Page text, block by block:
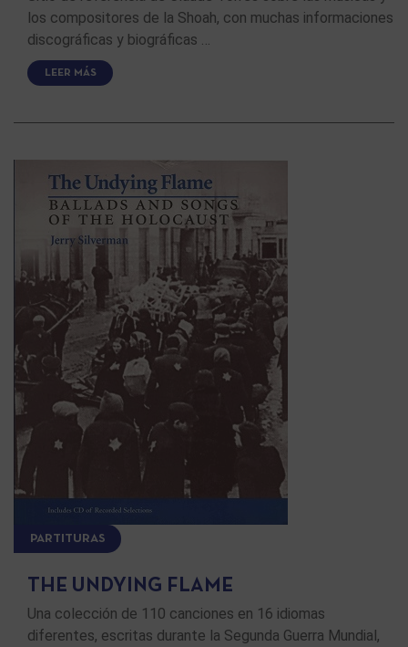
los compositores de la Shoah, con muchas informaciones
discográficas y biográficas …
LEER MÁS
PARTITURAS
THE UNDYING FLAME
Una colección de 110 canciones en 16 idiomas
diferentes, escritas durante la Segunda Guerra Mundial,